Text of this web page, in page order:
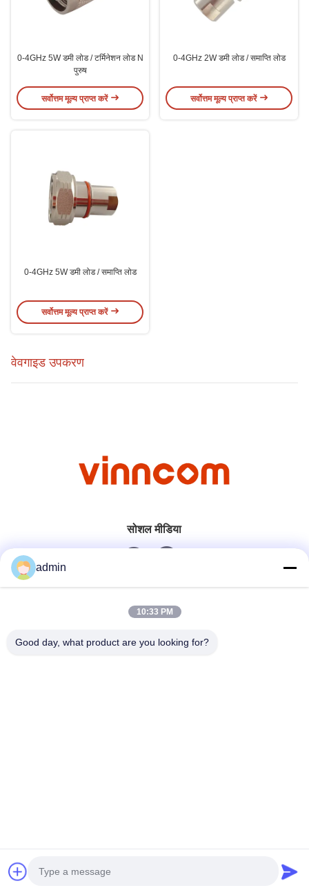
0-4GHz 5W डमी लोड / टर्मिनेशन लोड N
पुरुष
सर्वोत्तम मूल्य प्राप्त करें
0-4GHz 2W डमी लोड / समाप्ति लोड
सर्वोत्तम मूल्य प्राप्त करें
0-4GHz 5W डमी लोड / समाप्ति लोड
सर्वोत्तम मूल्य प्राप्त करें
वेवगाइड उपकरण
सोशल मीडिया
त्वरित संपर्क
चीन अच्छी गुणवत्ता आरएफ एंटीना संयोजक देने वाला। कॉपीराइट © 2023-2026
HeFei Vinncom Electronic Technology Co.,Ltd. . सर्वाधिकार सुरक्षित।
admin
10:33 PM
Good day, what product are you looking for?